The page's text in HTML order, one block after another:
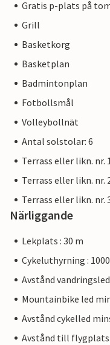
Gratis p-plats på
Grill
Basketkorg
Basketplan
Badmintonplan
Fotbollsmål
Volleybollnät
Antal solstolar: 6
Terrass eller likn. nr.
Terrass eller likn. nr.
Terrass eller likn. nr.
Närliggande
Lekplats : 30 m
Cykeluthyrning :
Avstånd
Mountainbike led
Avstånd cykelled
Avstånd till flygplats: